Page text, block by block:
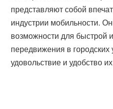
представляют собой
индустрии мобильности.
возможности для быстрой
передвижения в городских
удовольствие и удобство